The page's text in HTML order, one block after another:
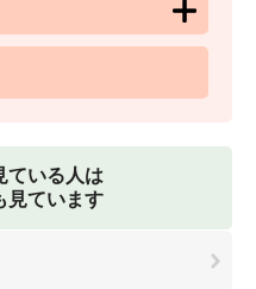
ている人は
見ています